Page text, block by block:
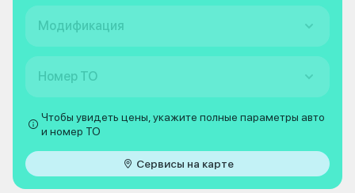
Модификация
Номер ТО
Чтобы увидеть цены, укажите полные параметры авто
и номер ТО
Сервисы на карте